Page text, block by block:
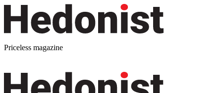
Priceless magazine